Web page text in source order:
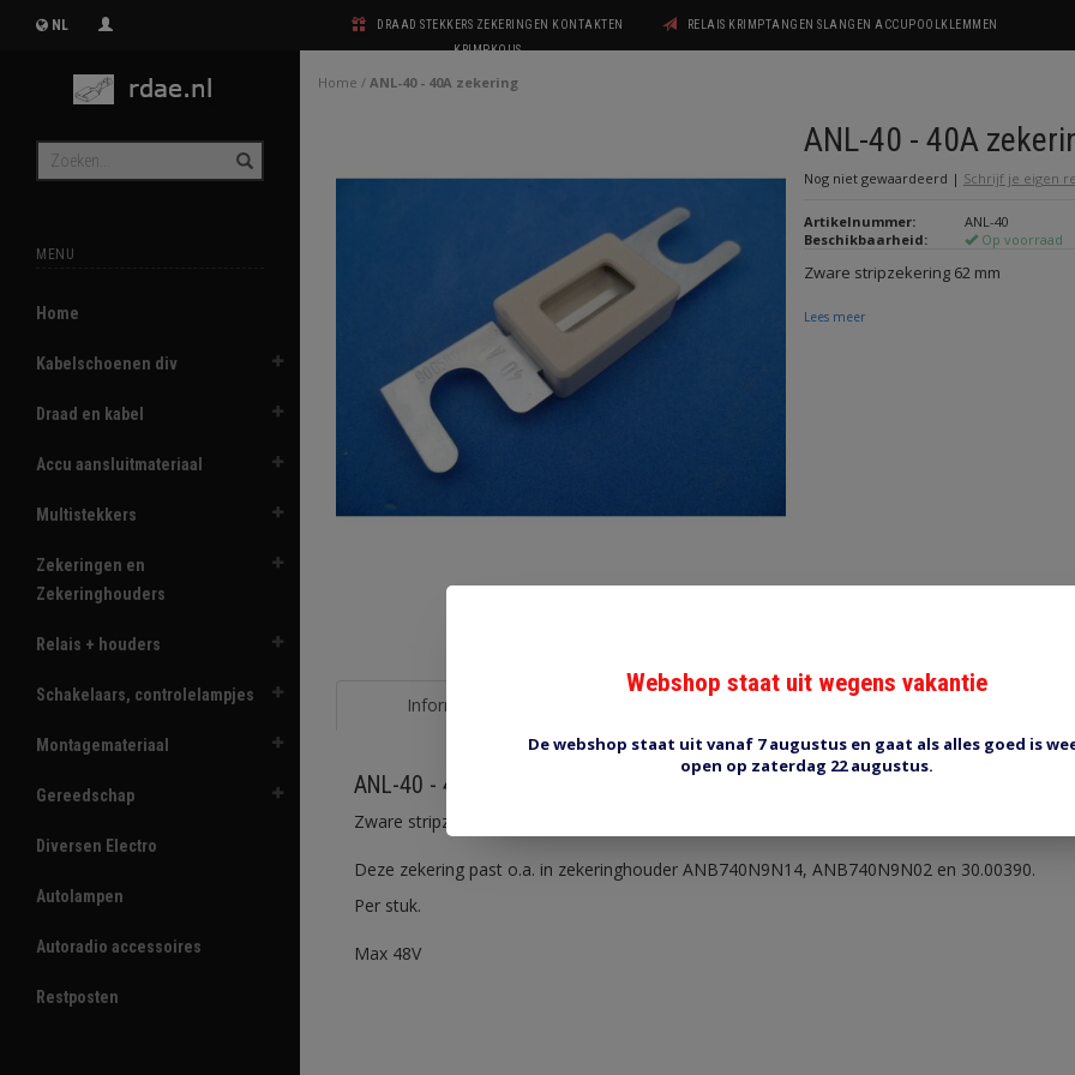
NL
DRAAD STEKKERS ZEKERINGEN KONTAKTEN
KRIMPKOUS
RELAIS KRIMPTANGEN SLANGEN ACCUPOOLKLEMMEN
MENU
Home
Kabelschoenen div
Draad en kabel
Accu aansluitmateriaal
Multistekkers
Zekeringen en
Zekeringhouders
Relais + houders
Schakelaars, controlelampjes
Montagemateriaal
Gereedschap
Diversen Electro
Autolampen
Autoradio accessoires
Restposten
Home / ANL-40 - 40A zekering
ANL-40 - 40A
Nog niet gewaardeerd | Schrijf je eigen
Artikelnummer:
ANL-40
Beschikbaarheid:
Op voorraad
Zware stripzekering 62 mm
Lees meer
Informatie
ANL-40 - 40A zekering
Zware stripzekering 40A, serie 547 voor zekeringhouders met een boutafstand van 62mm.
Deze zekering past o.a. in zekeringhouder ANB740N9N14, ANB740N9N02 en 30.00390.
Per stuk.
Max 48V
Webshop staat uit wegens vakantie
De webshop staat uit vanaf 7 augustus en gaat als alles goed is
open op zaterdag 22 augustus.